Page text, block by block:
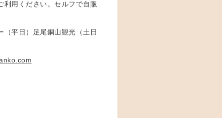
利用ください。セルフで自販
（平日）足尾銅山観光（土日